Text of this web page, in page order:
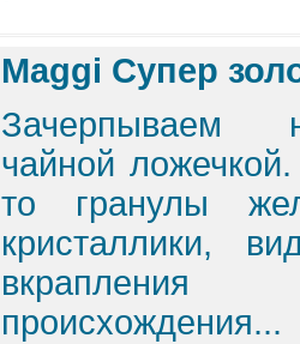
Maggi Супер
Зачерпываем
чайной
то гранулы
кристаллики,
происхождения...